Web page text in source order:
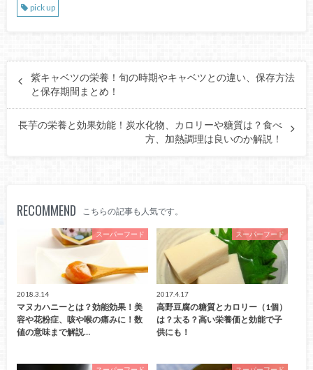
pick up
紫キャベツの栄養！旬の時期やキャベツとの違い、保存方法
と保存期間まとめ！
長芋の栄養と効果効能！炭水化物、カロリーや糖質は？食べ
方、加熱調理は良いのか解説！
RECOMMEND こちらの記事も人気です。
スーパーフード
2018.3.14
マヌカハニーとは？効能効果！美
容や花粉症、咳や喉の痛みに！数
値の意味まで解説…
スーパーフード
2017.4.17
高野豆腐の糖質とカロリー（1個）
は？太る？高い栄養価と効能で子
供にも！